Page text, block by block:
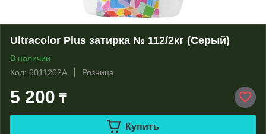
Ultracolor Plus затирка № 112/2кг (Серый)
В наличии
Код: 6011202A
Розница
5 200 ₸
Купить